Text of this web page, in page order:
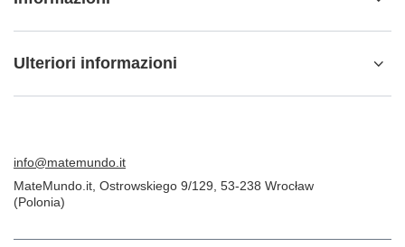
Ulteriori informazioni
info@matemundo.it
MateMundo.it Ostrowskiego 9/129 53-238 Wrocław
(Polonia)